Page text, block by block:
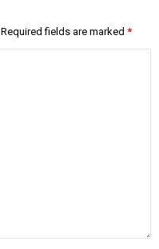
Required fields are marked *